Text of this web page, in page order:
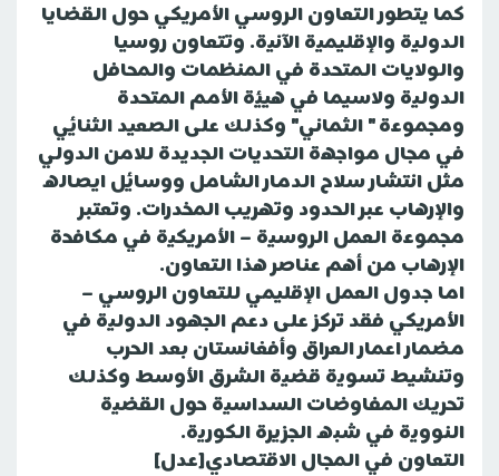
كما يتطور التعاون الروسي الأمريكي حول القضايا
الدولية والإقليمية الآنية. وتتعاون روسيا
والولايات المتحدة في المنظمات والمحافل
الدولية ولاسيما في هيئة الأمم المتحدة
ومجموعة " الثماني" وكذلك على الصعيد الثنائي
في مجال مواجهة التحديات الجديدة للامن الدولي
مثل انتشار سلاح الدمار الشامل ووسائل ايصاله
والإرهاب عبر الحدود وتهريب المخدرات. وتعتبر
مجموعة العمل الروسية – الأمريكية في مكافحة
الإرهاب من أهم عناصر هذا التعاون.
اما جدول العمل الإقليمي للتعاون الروسي –
الأمريكي فقد تركز على دعم الجهود الدولية في
مضمار اعمار العراق وأفغانستان بعد الحرب
وتنشيط تسوية قضية الشرق الأوسط وكذلك
تحريك المفاوضات السداسية حول القضية
النووية في شبه الجزيرة الكورية.
التعاون في المجال الاقتصادي[عدل]